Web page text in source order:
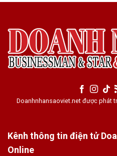
Doanhnhansaoviet.net được phát
Kênh thông tin điện tử
Online